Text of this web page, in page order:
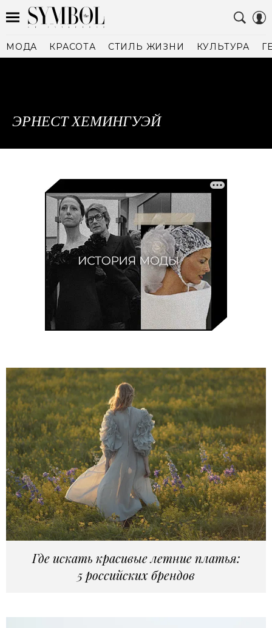
МОДА КРАСОТА СТИЛЬ ЖИЗНИ КУЛЬТУРА
ЭРНЕСТ ХЕМИНГУЭЙ
Где искать красивые летние платья:
5 российских брендов